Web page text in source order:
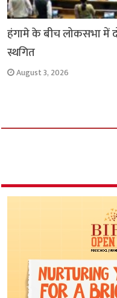
हंगामे के बीच लोकसभा में
स्थगित
August 3, 2026